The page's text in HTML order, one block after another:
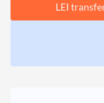
LEI